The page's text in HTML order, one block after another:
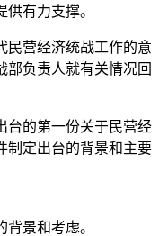
有力支撑。
民营经济统战工作的意
部负责人就有关情况回
台的第一份关于民营经
制定出台的背景和主要
景和考虑。